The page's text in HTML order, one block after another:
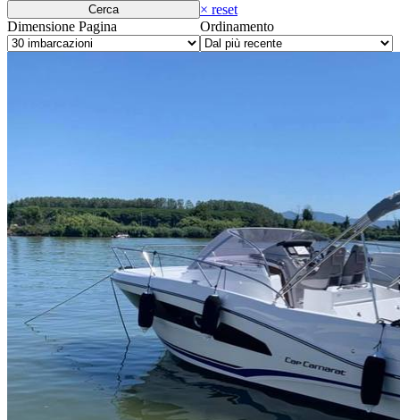
Cerca
× reset
Dimensione Pagina
Ordinamento